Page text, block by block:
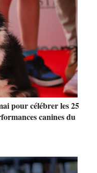
pour célébrer les 25
canines du